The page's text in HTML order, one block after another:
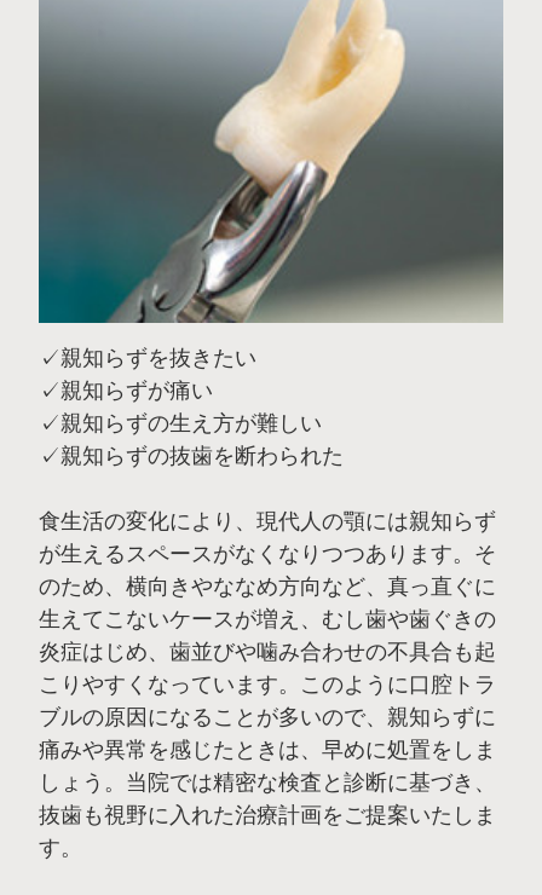
✓親知らずを抜きたい
✓親知らずが痛い
✓親知らずの生え方が難しい
✓親知らずの抜歯を断わられた
食生活の変化により、現代人の顎には親知らず
が生えるスペースがなくなりつつあります。そ
のため、横向きやななめ方向など、真っ直ぐに
生えてこないケースが増え、むし歯や歯ぐきの
炎症はじめ、歯並びや噛み合わせの不具合も起
こりやすくなっています。このように口腔トラ
ブルの原因になることが多いので、親知らずに
痛みや異常を感じたときは、早めに処置をしま
しょう。当院では精密な検査と診断に基づき、
抜歯も視野に入れた治療計画をご提案いたしま
す。